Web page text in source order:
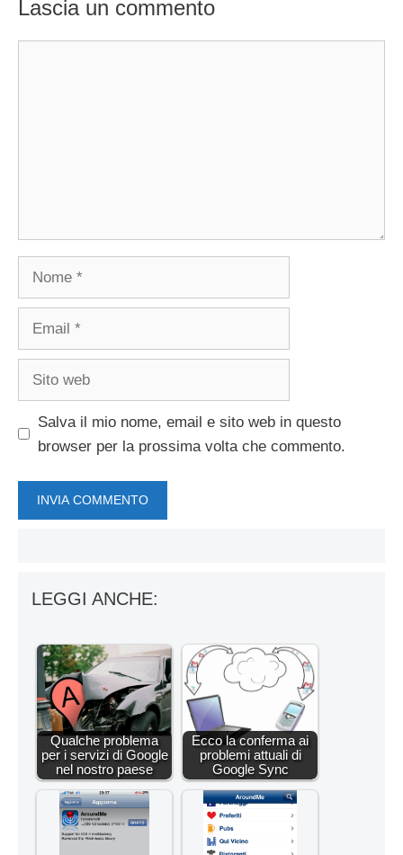
Lascia un commento
Nome
Email
Sito
Salva il mio nome, email e sito web in questo
browser per la prossima volta che commento.
LEGGI ANCHE:
Qualche problema
per i servizi di Google
nel nostro paese
Ecco la conferma ai
problemi attuali di
Google Sync